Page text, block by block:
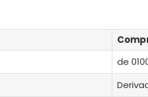
de